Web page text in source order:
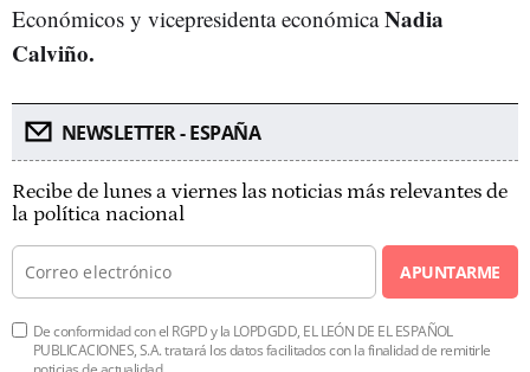
Económicos y vicepresidenta económicaNadia
Calviño.
NEWSLETTER - ESPAÑA
Recibe de lunes a viernes las noticias más relevantes de
la política nacional
APUNTARME
De conformidad con el RGPD y la LOPDGDD, EL LEÓN DE EL ESPAÑOL
PUBLICACIONES, S.A. tratará los datos facilitados con la finalidad de remitirle